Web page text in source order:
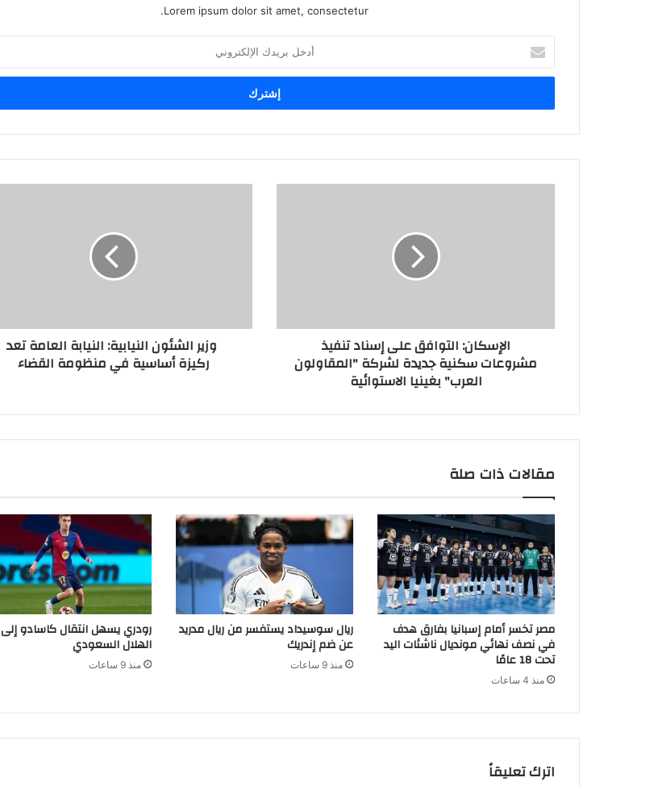
Lorem ipsum dolor sit amet, consectetur.
بريدك
الإلكتروني
الإسكان: التوافق على إسناد تنفيذ
مشروعات سكنية جديدة لشركة "المقاولون
العرب" بغينيا الاستوائية
وزير الشئون النيابية: النيابة العامة تعد
ركيزة أساسية في منظومة القضاء
مقالات ذات صلة
مصر تخسر أمام إسبانيا بفارق هدف
في نصف نهائي مونديال ناشئات اليد
تحت 18 عامًا
منذ 4 ساعات
ريال سوسيداد يستفسر من ريال مدريد
عن ضم إندريك
منذ 9 ساعات
رودري يسهل انتقال كاسادو إلى
الهلال السعودي
منذ 9 ساعات
اترك تعليقاً